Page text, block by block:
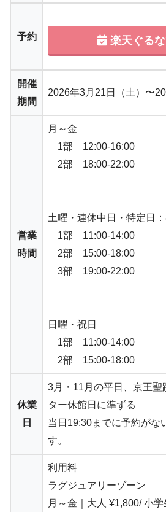
予約 楽天ぐる
開催
期間
2026年3月21日（土）〜
営業
時間
月～金
1部 12:00-16:00
2部 18:00-22:00
土曜・連休中日・特定日
1部 11:00-14:00
2部 15:00-18:00
3部 19:00-22:00
日曜・祝日
1部 11:00-14:00
2部 15:00-18:00
休業
日
3月・11月の平日、京王聖
ター休館日に準ずる
当日19:30までに予約がな
す。
利用料
ラグジュアリーゾーン
月～金｜大人 ¥1,800/ 小